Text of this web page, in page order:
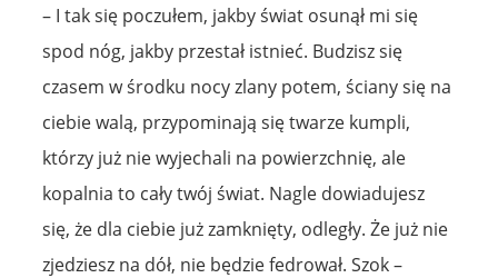
– I tak się poczułem, jakby świat osunął mi się
spod nóg, jakby przestał istnieć. Budzisz się
czasem w środku nocy zlany potem, ściany się na
ciebie walą, przypominają się twarze kumpli,
którzy już nie wyjechali na powierzchnię, ale
kopalnia to cały twój świat. Nagle dowiadujesz
się, że dla ciebie już zamknięty, odległy. Że już nie
zjedziesz na dół, nie będzie fedrował. Szok –